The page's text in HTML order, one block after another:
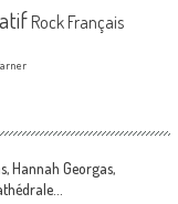
Rock Français
Hannah Georgas,